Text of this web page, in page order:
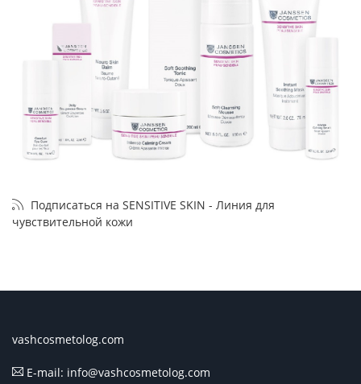
Подписаться на SENSITIVE SKIN - Линия для
чувствительной кожи
vashcosmetolog.com
E-mail: info@vashcosmetolog.com